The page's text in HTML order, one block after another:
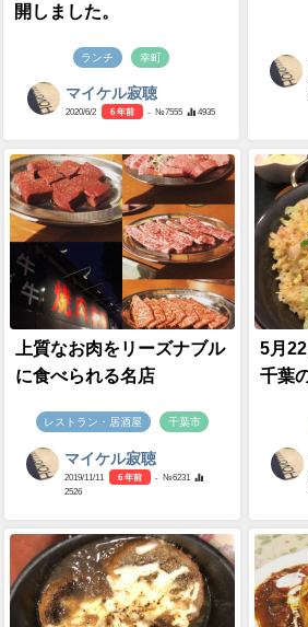
開しました。
ランチ 幸町
マイケル寂聴
2020/6/2 6 年前 - №7555 4935
上質なお肉をリーズナブル
に食べられる名店
レストラン・居酒屋 千葉市
マイケル寂聴
2019/11/11 6 年前
- №6231
2526
5月
千葉